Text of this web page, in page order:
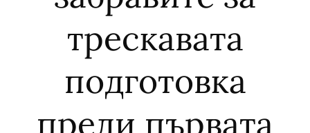
трескавата
подготовка
преди първата